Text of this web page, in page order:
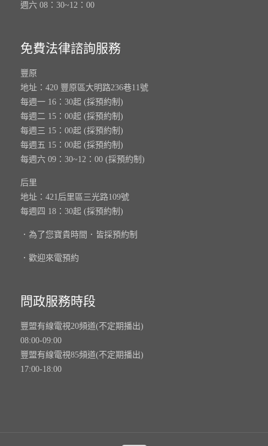
週六 08：30~12：00
免費法律諮詢服務
豐原
地址：420 豐原區大明路236巷11號
每週一 16：30起 (採預約制)
每週二 15：00起 (採預約制)
每週三 15：00起 (採預約制)
每週五 15：00起 (採預約制)
每週六 09：30~12：00 (採預約制)
后里
地址：421后里區三光路109號
每週四 18：30起 (採預約制)
．為了您寶貴時間．皆採預約制
．歡迎來電預約
問政服務時段
豐盟有線電視20頻道(不定期播出)
08:00-09:00
豐盟有線電視85頻道(不定期播出)
17:00-18:00